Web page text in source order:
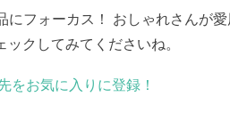
フォーカス！ おしゃれさんが
クしてみてくださいね。
をお気に入りに登録！